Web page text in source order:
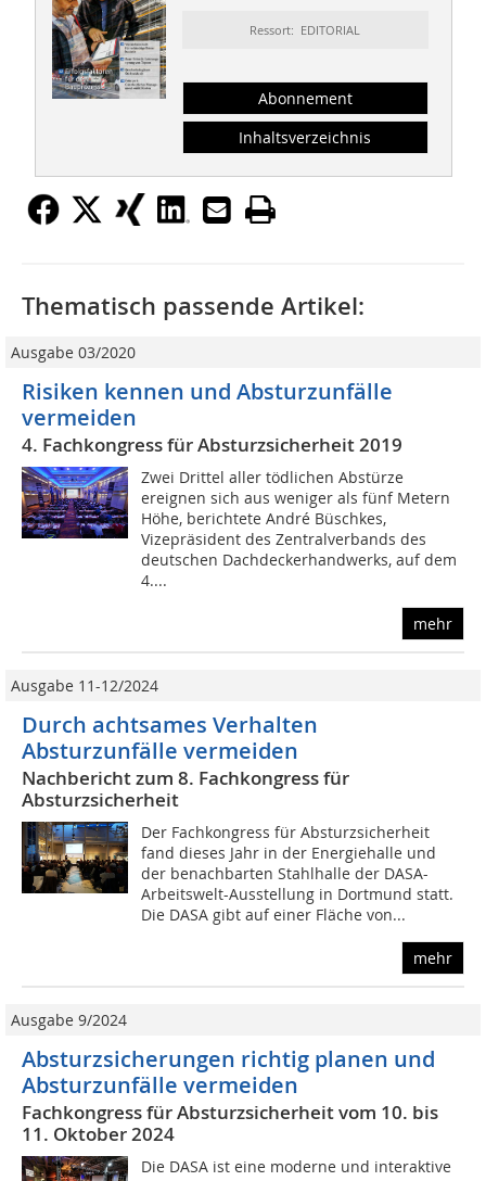
Ressort: EDITORIAL
Abonnement
Inhaltsverzeichnis
Thematisch passende Artikel:
Ausgabe 03/2020
Risiken kennen und Absturzunfälle
vermeiden
4. Fachkongress für Absturzsicherheit 2019
Zwei Drittel aller tödlichen Abstürze
ereignen sich aus weniger als fünf Metern
Höhe, berichtete André Büschkes,
Vizepräsident des Zentralverbands des
deutschen Dachdeckerhandwerks, auf dem
4....
mehr
Ausgabe 11-12/2024
Durch achtsames Verhalten
Absturzunfälle vermeiden
Nachbericht zum 8. Fachkongress für
Absturzsicherheit
Der Fachkongress für Absturzsicherheit
fand dieses Jahr in der Energiehalle und
der benachbarten Stahlhalle der DASA-
Arbeitswelt-Ausstellung in Dortmund statt.
Die DASA gibt auf einer Fläche von...
mehr
Ausgabe 9/2024
Absturzsicherungen richtig planen und
Absturzunfälle vermeiden
Fachkongress für Absturzsicherheit vom 10. bis
11. Oktober 2024
Die DASA ist eine moderne und interaktive